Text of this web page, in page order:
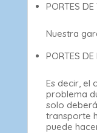
PORTES
Nuestra
PORTES
Es decir, el
problema
solo
transporte
puede